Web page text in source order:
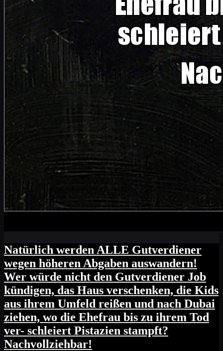
Natürlich werden ALLE Gutverdiener
wegen höheren Abgaben auswandern!
Wer würde nicht den Gutverdiener Job
kündigen, das Haus verschenken, die Kids
aus ihrem Umfeld reißen und nach Dubai
ziehen, wo die Ehefrau bis zu ihrem Tod
ver- schleiert Pistazien stampft?
Nachvollziehbar!